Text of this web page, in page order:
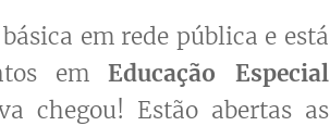
em rede pública e está
emEducação Especial
chegou! Estão abertas as